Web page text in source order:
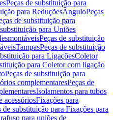
Peças de substituição para
para ReduçõesÂnguloPeças
de substituição para
para Uniões
Peças de substituição
TampasPeças de substituição
para LigaçõesColetor
para Coletor com ligação
Peças de substituição para
complementaresPeças de
Isolamentos para tubos
acessóriosFixações para
de substituição para Fixações para
para uniões de